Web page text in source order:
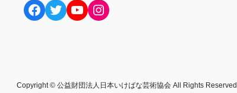
Facebook
TwitterYouTubeInstagram
Copyright © 公益財団法人日本いけばな芸術協会 All Rights Reserved.